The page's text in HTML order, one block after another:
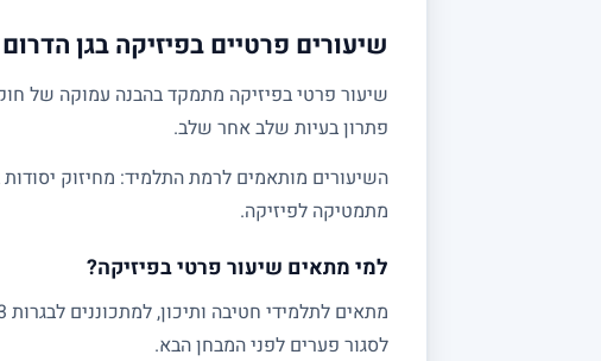
שיעורים פרטיים בפיזיקה בגן
שיעור פרטי בפיזיקה מתמקד בהבנה עמוקה של
פתרון בעיות שלב אחר שלב.
מתמטיקה לפיזיקה.
למי מתאים שיעור פרטי בפיזיקה?
לסגור פערים לפני המבחן הבא.